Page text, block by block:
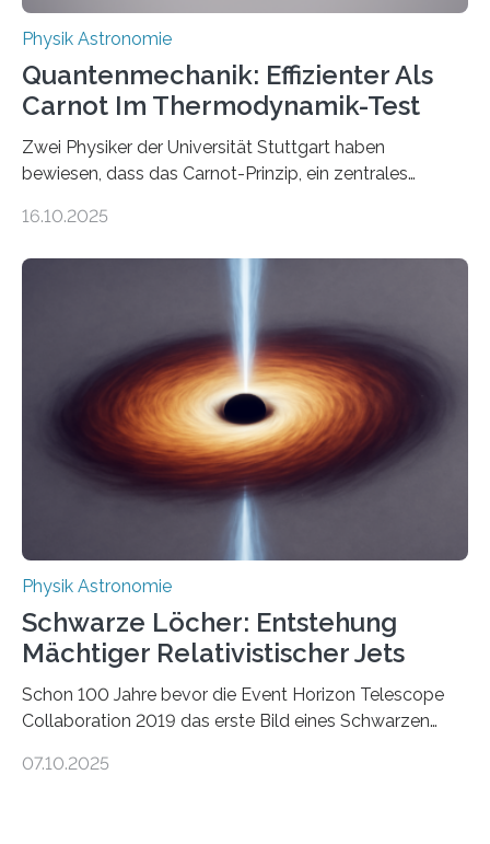
Physik Astronomie
Quantenmechanik: Effizienter Als
Carnot Im Thermodynamik-Test
Zwei Physiker der Universität Stuttgart haben
bewiesen, dass das Carnot-Prinzip, ein zentrales
Größenordnung von Atomen gilt, deren physikalische
Quantenmotoren voranbringen. Das
Wissenschaftsjournal Science Advances veröffentlichte
die Herleitung. (DOI: 10.1126/sciadv.adw8462)
Verbrennungsmotoren oder Dampfturbinen sind
Wärmekraftmaschinen: Sie wandeln thermische
Energie in mechanische Bewegung um – oder anders
ausgedrückt, Wärme in Bewegung. In
quantenmechanischen Experimenten ist es in den…
16.10.2025
Physik Astronomie
Schwarze Löcher: Entstehung
Mächtiger Relativistischer Jets
Schon 100 Jahre bevor die Event Horizon Telescope
Collaboration 2019 das erste Bild eines Schwarzen
hatte der Astronom Heber Curtis einen seltsamen
07.10.2025